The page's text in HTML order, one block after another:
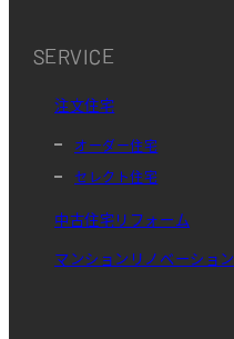
SERVICE
注文住宅
オーダー住宅
セレクト住宅
中古住宅リフォーム
マンションリノベーション